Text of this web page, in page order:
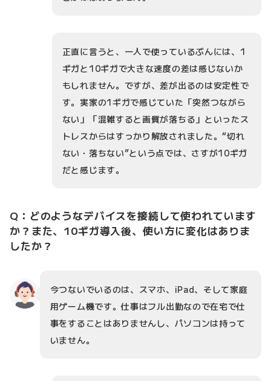
正直に言うと、一人で使っているぶんには、1
ギガと10ギガで大きな速度の差は感じないか
もしれません。ですが、差が出るのは安定性で
す。実家の1ギガで感じていた「突然つながら
ない」「混雑すると画質が落ちる」といったス
トレスからはすっかり解放されました。“切れ
ない・落ちない”という点では、さすが10ギガ
だと感じます。
Q：どのようなデバイスを接続して使われています
か？また、10ギガ導入後、使い方に変化はありま
したか？
今つないでいるのは、スマホ、iPad、そして家庭
用ゲーム機です。仕事はフル出勤なので在宅で仕
事をすることはありませんし、パソコンは持って
いません。